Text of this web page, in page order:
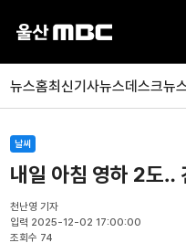
뉴스홈최신기사뉴스데스크뉴
날씨
내일 아침 영하 2도‥
천난영 기자
입력 2025-12-02 17:00:00
조회수 74